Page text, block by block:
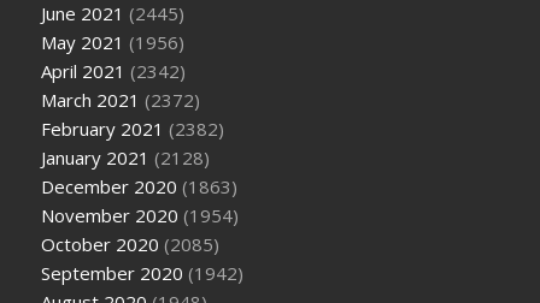
June 2021 (2445)
May 2021 (1956)
April 2021 (2342)
March 2021 (2372)
February 2021 (2382)
January 2021 (2128)
December 2020 (1863)
November 2020 (1954)
October 2020 (2085)
September 2020 (1942)